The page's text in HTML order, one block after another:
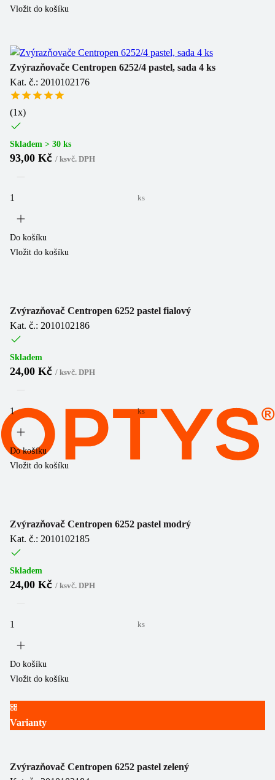
Vložit do košíku
Zvýrazňovače Centropen 6252/4 pastel, sada 4 ks
Kat. č.: 2010102176
(1x)
Skladem > 30 ks
93,00 Kč / ksvč. DPH
ks
Do košíku
Vložit do košíku
Zvýrazňovač Centropen 6252 pastel fialový
Kat. č.: 2010102186
Skladem
24,00 Kč / ksvč. DPH
ks
Do košíku
Vložit do košíku
Zvýrazňovač Centropen 6252 pastel modrý
Kat. č.: 2010102185
Skladem
24,00 Kč / ksvč. DPH
ks
Do košíku
Vložit do košíku
Varianty
Zvýrazňovač Centropen 6252 pastel zelený